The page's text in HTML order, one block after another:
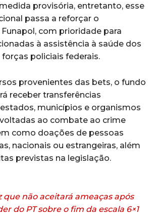
provisória, entretanto, esse
passa a reforçar o
com prioridade para
à assistência à saúde dos
policiais federais.
provenientes das bets, o fundo
receber transferências
municípios e organismos
ao combate ao crime
como doações de pessoas
nacionais ou estrangeiras, além
previstas na legislação.
não aceitará ameaças após
do PT sobre o fim da escala 6×1